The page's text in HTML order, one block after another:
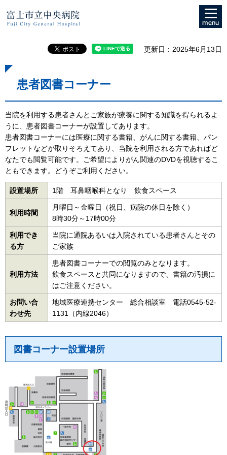
富士市立中央病院
メニュ
ー
更新日：2025年6月13日
患者図書コーナー
当院を利用する患者さんとご家族が療養に関する知識を得られるよ
うに、患者図書コーナーが設置してあります。
患者図書コーナーには医療に関する書籍、がんに関する書籍、パン
フレットなどが取りそろえてあり、当院を利用される方であればど
なたでも閲覧可能です。ご希望によりがん関連のDVDを視聴するこ
ともできます。どうぞご利用ください。
設置場所 1階 耳鼻咽喉科となり 飲食スペース
利用時間
月曜日～金曜日（祝日、病院の休日を除く）
8時30分～17時00分
利用でき
る方
当院に通院あるいは入院されている患者さんとその
ご家族
利用方法
患者図書コーナーでの閲覧のみとなります。
飲食スペースと共同になりますので、書籍の汚損に
はご注意ください。
お問い合
わせ先
地域医療連携センター 総合相談室 電話0545-52-
1131（内線2046）
図書コーナー設置場所